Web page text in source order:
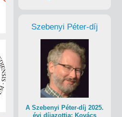
Szebenyi Péter-díj
A Szebenyi Péter-díj 2025.
évi díjazottja: Kovács